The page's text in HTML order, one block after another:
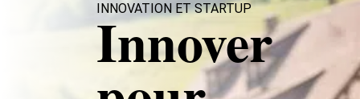
INNOVATION ET STARTUP
Innover